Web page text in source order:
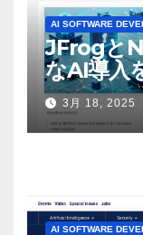
AI SOFTWARE
JFrogと
なAI導入
3月 18, 2025
AI SOFTWARE